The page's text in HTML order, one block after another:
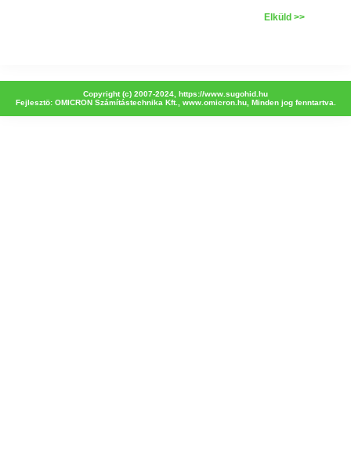
Elküld >>
Copyright (c) 2007-2024, https://www.sugohid.hu
Fejlesztö: OMICRON Számítástechnika Kft., www.omicron.hu, Minden jog fenntartva.